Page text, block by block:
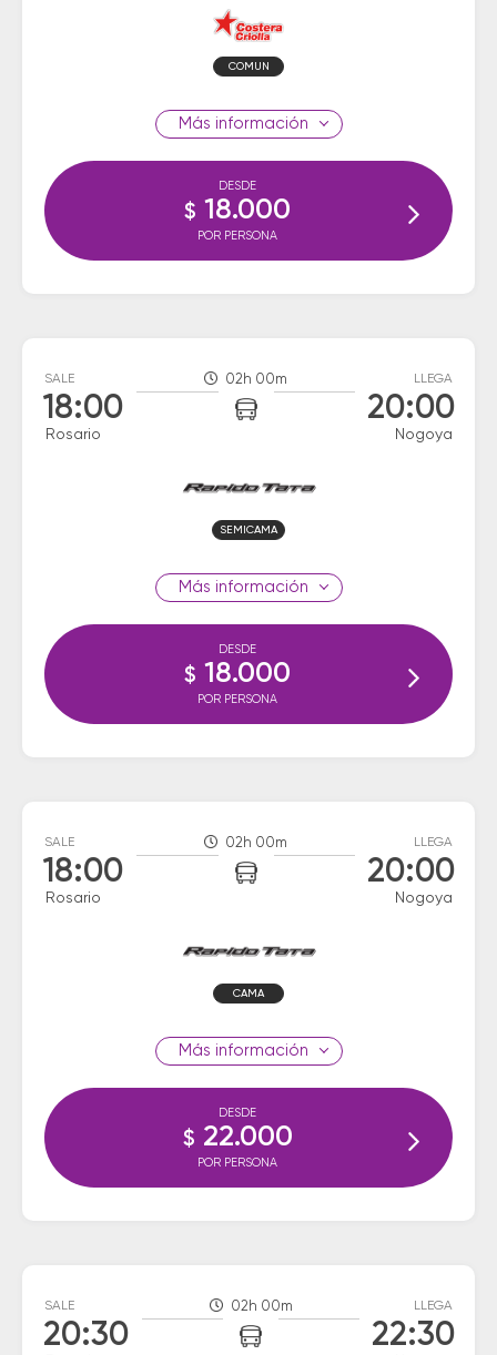
COMUN
información
DESDE
$ 18.000
POR PERSONA
SALE
18:00
Rosario
02h 00m LLEGA
20:00
Nogoya
SEMICAMA
información
DESDE
$ 18.000
POR PERSONA
SALE
18:00
Rosario
02h 00m LLEGA
20:00
Nogoya
CAMA
información
DESDE
$ 22.000
POR PERSONA
SALE
20:30
02h 00m LLEGA
22:30